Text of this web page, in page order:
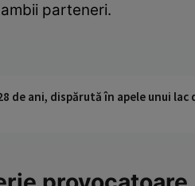
parteneri.
de ani, dispărută în apele unui